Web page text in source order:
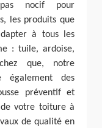
nocif pour
les produits que
à tous les
: tuile, ardoise,
que, notre
également des
préventif et
votre toiture à
de qualité en